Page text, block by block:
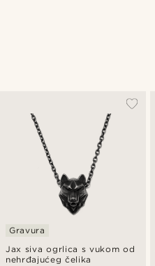
Jax siva ogrlica s vukom od
nehrđajućeg čelika
Gravura